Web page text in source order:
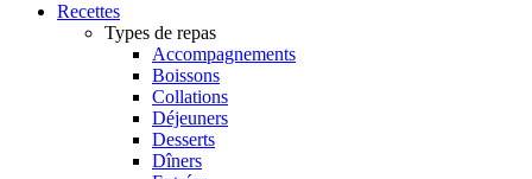
Recettes
Types de repas
Accompagnements
Boissons
Collations
Déjeuners
Desserts
Dîners